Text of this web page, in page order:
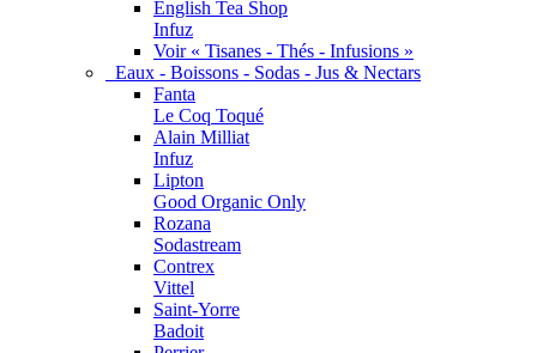
English Tea Shop
Infuz
Voir « Tisanes - Thés - Infusions »
Eaux - Boissons - Sodas - Jus & Nectars
Fanta
Le Coq Toqué
Alain Milliat
Infuz
Lipton
Good Organic Only
Rozana
Sodastream
Contrex
Vittel
Saint-Yorre
Badoit